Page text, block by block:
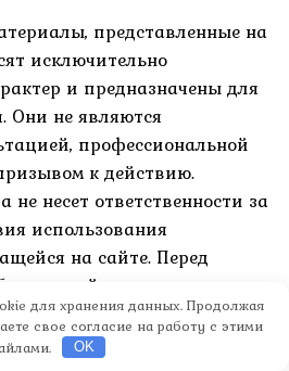
представленные на
исключительно
и предназначены для
Они не являются
профессиональной
к действию.
несет ответственности за
использования
на сайте. Перед
решений, касающихся
важных аспектов
обратиться к
для хранения данных. Продолжая
свое согласие на работу с этими
OK